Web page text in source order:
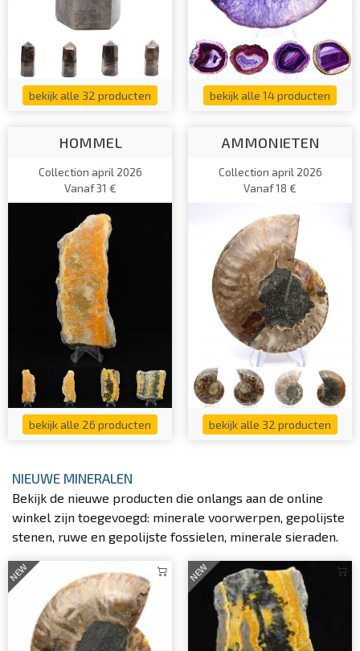
bekijk alle 32 producten bekijk alle 14 producten
HOMMEL
Collection april 2026
Vanaf 31 €
bekijk alle 26 producten
AMMONIETEN
Collection april 2026
Vanaf 18 €
bekijk alle 32 producten
NIEUWE MINERALEN
Bekijk de nieuwe producten die onlangs aan de online
winkel zijn toegevoegd: minerale voorwerpen, gepolijste
stenen, ruwe en gepolijste fossielen, minerale sieraden.
NEW NEW